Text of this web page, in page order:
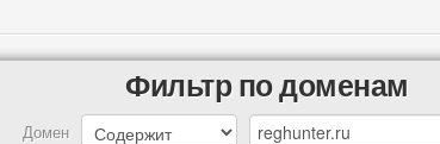
Фильтр по доменам
Домен